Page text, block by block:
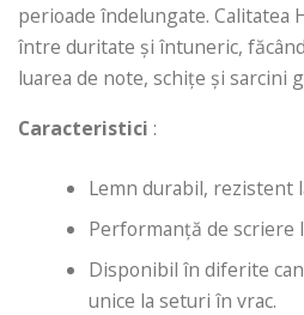
perioade îndelungate. Calitatea
între duritate și întuneric,
luarea de note, schițe și sarcini
Caracteristici :
Lemn durabil, rezistent
Performanță de scriere
Disponibil în diferite
unice la seturi în vrac.